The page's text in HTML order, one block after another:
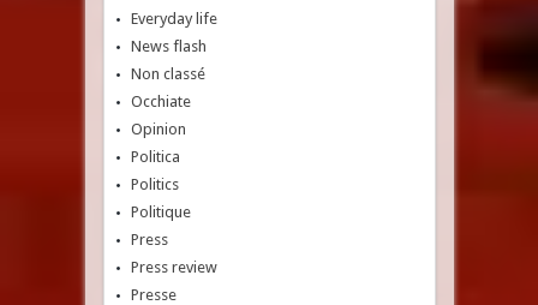
Everyday life
News flash
Non classé
Occhiate
Opinion
Politica
Politics
Politique
Press
Press review
Presse